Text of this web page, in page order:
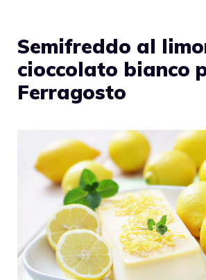
Semifreddo al
cioccolato bianco
Ferragosto